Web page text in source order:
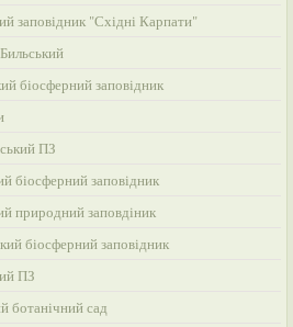
заповідник "Східні Карпати"
біосферний заповідник
ПЗ
біосферний заповідник
природний заповдіник
біосферний заповідник
ПЗ
ботанічний сад